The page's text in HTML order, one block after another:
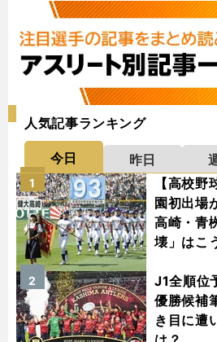
人気記事ランキング
今日 昨日
【高校
園初出場
高崎・青
壊」はこ
1
J1全順位
優勝候補
き目に遭
2